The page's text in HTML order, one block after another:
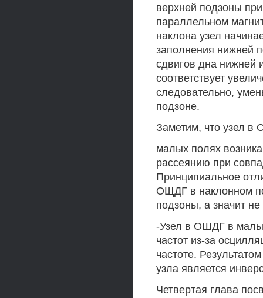
верхней подзоны
параллельном
наклона узел
заполнения нижней
сдвигов дна нижней
соответствует
следовательно,
подзоне.
Заметим, что узел
малых полях
рассеянию при
Принципиальное
ОЩДГ в наклонном
подзоны, а значит
-Узел в ОШДГ в
частот из-за
частоте.
узла является
Четвертая глава